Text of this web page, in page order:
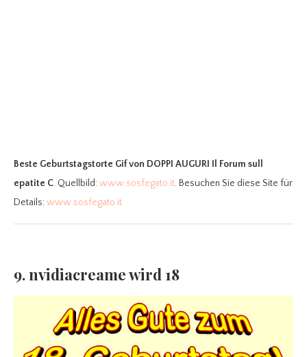
Beste Geburtstagstorte Gifvon DOPPI AUGURI Il Forum sull
epatite C. Quellbild:www.sosfegato.it. Besuchen Sie diese Site für
Details:www.sosfegato.it
9. nvidiacreame wird 18